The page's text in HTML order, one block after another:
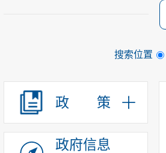
搜索位置
政 策
政府信息